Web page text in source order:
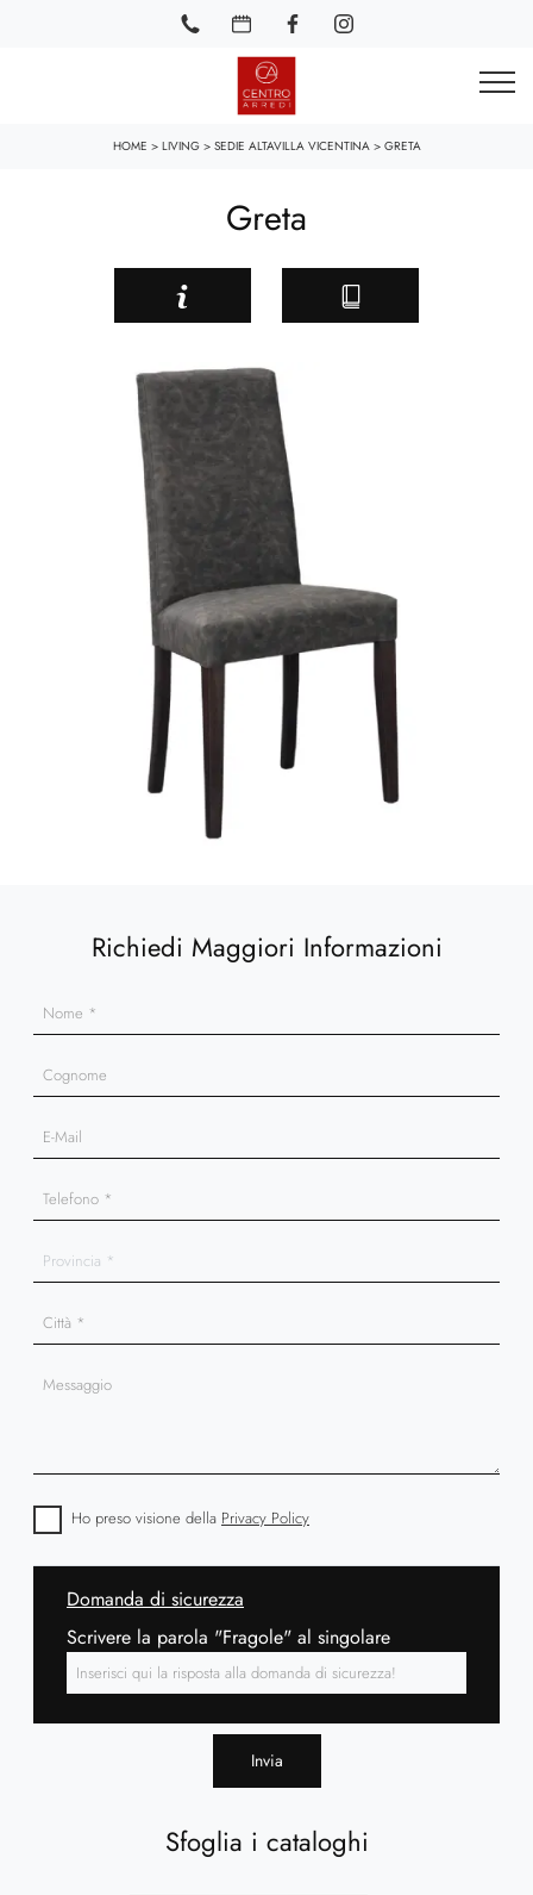
HOME > LIVING> SEDIE ALTAVILLA VICENTINA > GRETA
Greta
Sfoglia i cataloghi
Richiedi Maggiori Informazioni
Ho preso visione della Privacy Policy
Domanda di sicurezza
Scrivere la parola "Fragole" al singolare
Invia